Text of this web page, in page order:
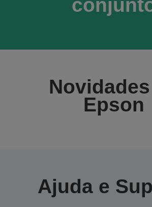
Epson
Ajuda e